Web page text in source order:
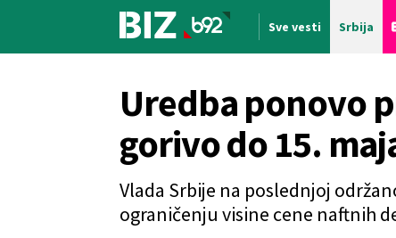
Sve vesti Srbija
Uredba ponovo
gorivo do 15.
Vlada Srbije na poslednjoj
ograničenju visine cene naftnih